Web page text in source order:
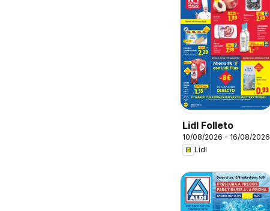
Lidl Folleto
10/08/2026 - 16/08/2026
Lidl